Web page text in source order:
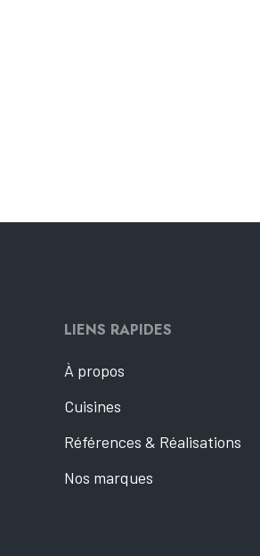
LIENS RAPIDES
À propos
Cuisines
Références & Réalisations
Nos marques